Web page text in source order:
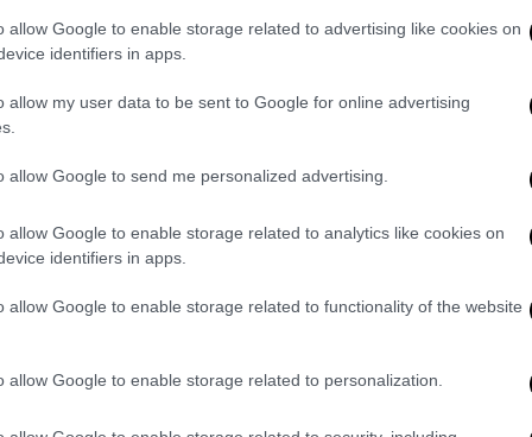
allow Google to enable storage related to advertising like cookies on
identifiers in apps.
allow my user data to be sent to Google for online advertising
allow Google to send me personalized advertising.
allow Google to enable storage related to analytics like cookies on
identifiers in apps.
allow Google to enable storage related to functionality of the website
allow Google to enable storage related to personalization.
το 2019 είχαν καταφέρει να εκλέξουν
ο αριθμός τους έφτασε στους 344
ή να πηγαίνουν σε άλλα κόμματα.
ήταν υποχρεωμένος να πάει σε
που είναι περισσότερο διαχειρίσιμη η
το φθινόπωρο, αναμφισβήτητα, η
το κόμμα του θα κατέγραφε μέχρι
ethnos.gr ο κ. Λάβδας.
σε περίοδο ομαλοποίησης
Κιρ Στάρμερ, ο οποίος, με βάση τις